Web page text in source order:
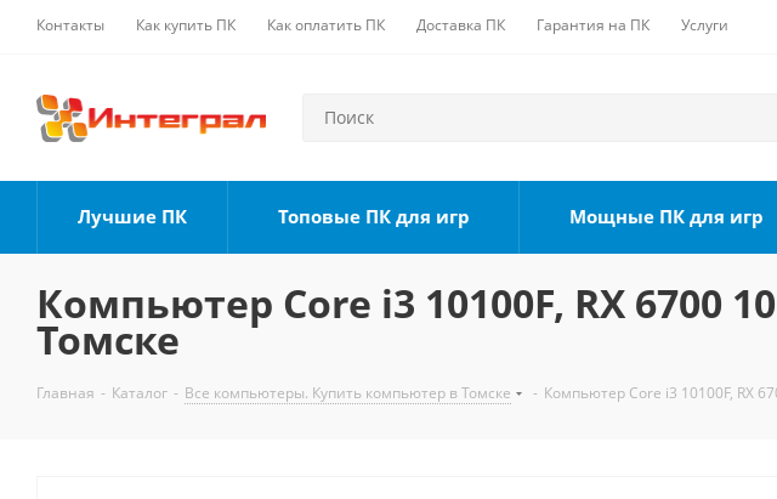
Контакты Как купить ПК Как оплатить ПК Доставка ПК Гарантия на ПК Услуги
Лучшие ПК Топовые ПК для игр Мощные ПК для игр
Компьютер Core i3 10100F, RX 6700
Томске
Главная - Каталог - Все компьютеры. Купить компьютер в Томске - Компьютер Core i3 10100F, RX